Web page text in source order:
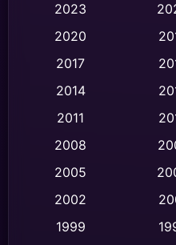
Classic หนังคลาสสิก
Comedy ตลก
Crime อาชญากรรม
Cult Film
2023
2020
2017
2014
2011
2008
2005
2002
1999